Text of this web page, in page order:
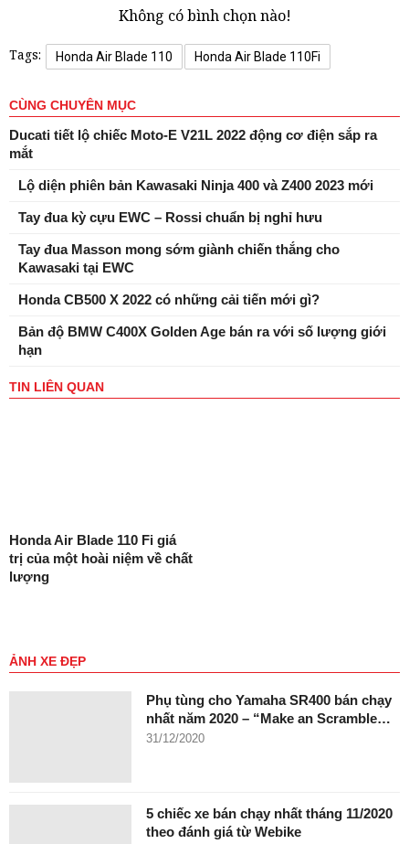
Không có bình chọn nào!
Tags: Honda Air Blade 110 Honda Air Blade 110Fi
CÙNG CHUYÊN MỤC
Ducati tiết lộ chiếc Moto-E V21L 2022 động cơ điện sắp ra
mắt
Lộ diện phiên bản Kawasaki Ninja 400 và Z400 2023 mới
Tay đua kỳ cựu EWC – Rossi chuẩn bị nghỉ hưu
Tay đua Masson mong sớm giành chiến thắng cho
Kawasaki tại EWC
Honda CB500 X 2022 có những cải tiến mới gì?
Bản độ BMW C400X Golden Age bán ra với số lượng giới
hạn
TIN LIÊN QUAN
Honda Air Blade 110 Fi giá
trị của một hoài niệm về chất
lượng
ẢNH XE ĐẸP
Phụ tùng cho Yamaha SR400 bán chạy
nhất năm 2020 – “Make an Scramble…
31/12/2020
5 chiếc xe bán chạy nhất tháng 11/2020
theo đánh giá từ Webike